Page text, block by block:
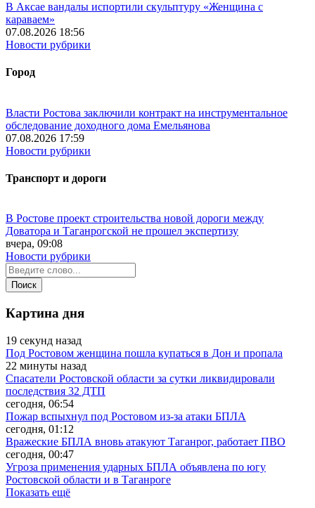
В Аксае вандалы испортили скульптуру «Женщина с
караваем»
07.08.2026 18:56
Новости рубрики
Город
Власти Ростова заключили контракт на инструментальное
обследование доходного дома Емельянова
07.08.2026 17:59
Новости рубрики
Транспорт и дороги
В Ростове проект строительства новой дороги между
Доватора и Таганрогской не прошел экспертизу
вчера, 09:08
Новости рубрики
Картина дня
19 секунд назад
Под Ростовом женщина пошла купаться в Дон и пропала
22 минуты назад
Спасатели Ростовской области за сутки ликвидировали
последствия 32 ДТП
сегодня, 06:54
Пожар вспыхнул под Ростовом из-за атаки БПЛА
сегодня, 01:12
Вражеские БПЛА вновь атакуют Таганрог, работает ПВО
сегодня, 00:47
Угроза применения ударных БПЛА объявлена по югу
Ростовской области и в Таганроге
Показать ещё